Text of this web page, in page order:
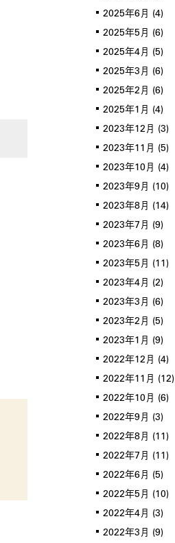
2025年6月 (4)
2025年5月 (6)
2025年4月 (5)
2025年3月 (6)
2025年2月 (6)
2025年1月 (4)
2023年12月 (3)
2023年11月 (5)
2023年10月 (4)
2023年9月 (10)
2023年8月 (14)
2023年7月 (9)
2023年6月 (8)
2023年5月 (11)
2023年4月 (2)
2023年3月 (6)
2023年2月 (5)
2023年1月 (9)
2022年12月 (4)
2022年11月 (12)
2022年10月 (6)
2022年9月 (3)
2022年8月 (11)
2022年7月 (11)
2022年6月 (5)
2022年5月 (10)
2022年4月 (3)
2022年3月 (9)